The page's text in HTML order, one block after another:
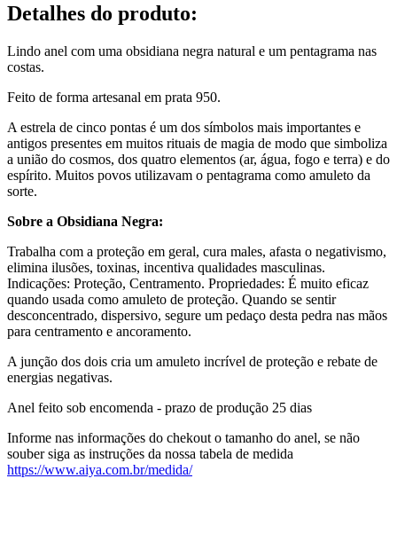
Detalhes do produto:
Lindo anel com uma obsidiana negra natural e um pentagrama nas
costas.
Feito de forma artesanal em prata 950.
A estrela de cinco pontas é um dos símbolos mais importantes e
antigos presentes em muitos rituais de magia de modo que simboliza
a união do cosmos, dos quatro elementos (ar, água, fogo e terra) e do
espírito. Muitos povos utilizavam o pentagrama como amuleto da
sorte.
Sobre a Obsidiana Negra:
Trabalha com a proteção em geral, cura males, afasta o negativismo,
elimina ilusões, toxinas, incentiva qualidades masculinas.
Indicações: Proteção, Centramento. Propriedades: É muito eficaz
quando usada como amuleto de proteção. Quando se sentir
desconcentrado, dispersivo, segure um pedaço desta pedra nas mãos
para centramento e ancoramento.
A junção dos dois cria um amuleto incrível de proteção e rebate de
energias negativas.
Anel feito sob encomenda - prazo de produção 25 dias
Informe nas informações do chekout o tamanho do anel, se não
souber siga as instruções da nossa tabela de medida
https://www.aiya.com.br/medida/